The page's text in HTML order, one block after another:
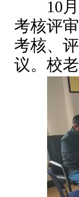
10月
考核评
考核、
议。校